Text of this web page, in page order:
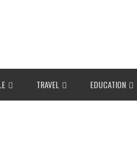
TRAVEL EDUCATION